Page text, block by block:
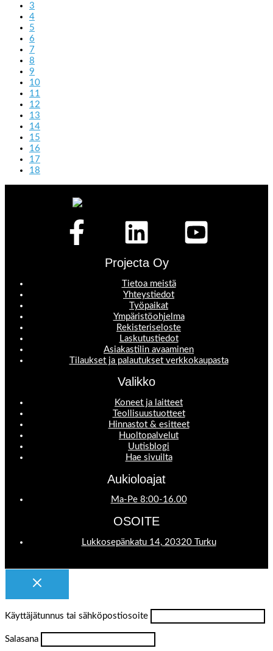
3
4
5
6
7
8
9
10
11
12
13
14
15
16
17
18
Projecta Oy
Tietoa meistä
Yhteystiedot
Työpaikat
Ympäristöohjelma
Rekisteriseloste
Laskutustiedot
Asiakastilin avaaminen
Tilaukset ja palautukset verkkokaupasta
Valikko
Koneet ja laitteet
Teollisuustuotteet
Hinnastot & esitteet
Huoltopalvelut
Uutisblogi
Hae sivuilta
Aukioloajat
Ma-Pe 8:00-16.00
OSOITE
Lukkosepänkatu 14, 20320 Turku
Käyttäjätunnus tai sähköpostiosoite
Salasana